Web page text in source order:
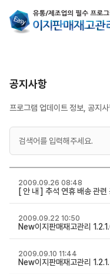
공지사항
프로그램 업데이트 정보, 공지
[ 안 내 ] 추석 연휴 배송 관련
2009.09.26 08:48
New이지판매재고관리
2009.09.22 10:50
New이지판매재고관리
2009.09.10 11:44